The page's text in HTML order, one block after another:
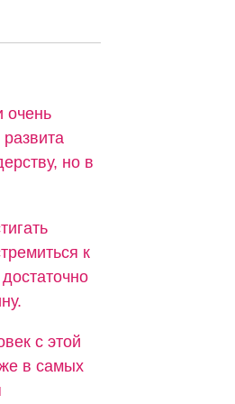
но в
к
с этой
в самых